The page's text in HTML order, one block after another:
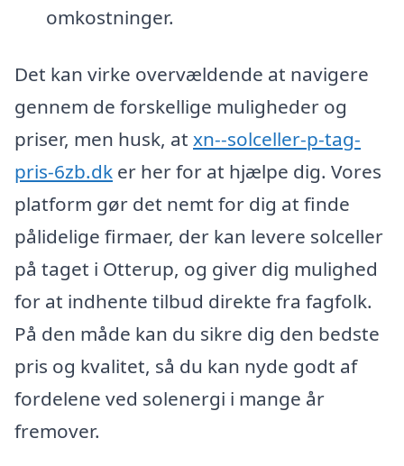
omkostninger.
Det kan virke overvældende at navigere
gennem de forskellige muligheder og
priser, men husk, at xn--solceller-p-tag-
pris-6zb.dk er her for at hjælpe dig. Vores
platform gør det nemt for dig at finde
pålidelige firmaer, der kan levere solceller
på taget i Otterup, og giver dig mulighed
for at indhente tilbud direkte fra fagfolk.
På den måde kan du sikre dig den bedste
pris og kvalitet, så du kan nyde godt af
fordelene ved solenergi i mange år
fremover.